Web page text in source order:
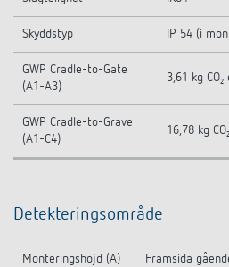
Skyddstyp IP 54 (i
GWP Cradle-to-Gate
(A1-A3)
3,61 kg CO₂
GWP Cradle-to-Grave
(A1-C4)
16,78 kg
Detekteringsområde
Monteringshöjd (A) Framsida